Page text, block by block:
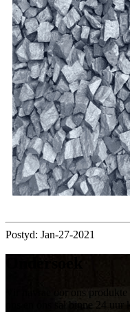
Postyd: Jan-27-2021
Vir navrae oor ons
ons en ons sal binne 24 uur